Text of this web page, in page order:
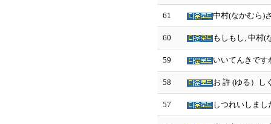
61 中村(なかむら)
60 もしもし, 中村(
59 いいてんきです
58 お 許 (ゆる）し
57 しつれいしま